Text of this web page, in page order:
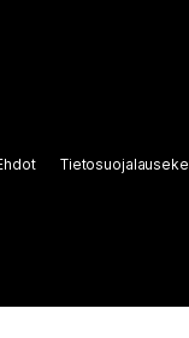
Tietosuojalauseke